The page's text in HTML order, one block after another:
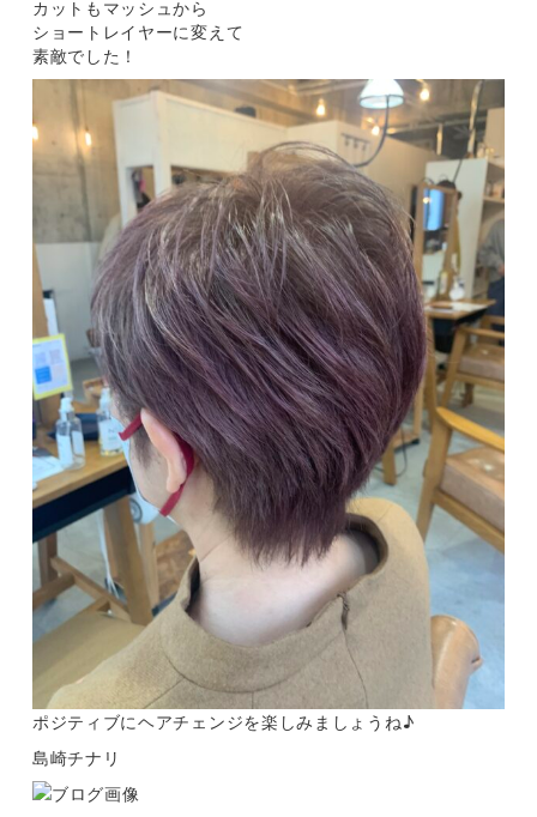
カットもマッシュから
ショートレイヤーに変えて
素敵でした！
ポジティブにヘアチェンジを楽しみましょうね♪
島崎チナリ